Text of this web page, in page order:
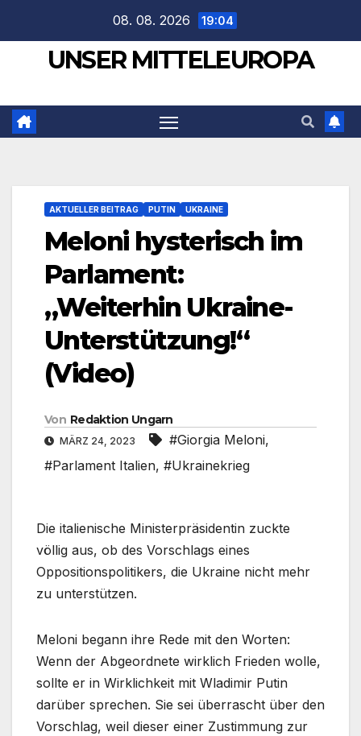
springen
08. 08. 2026 19:04
UNSER MITTELEUROPA
AKTUELLER BEITRAG PUTIN UKRAINE
Meloni hysterisch im
Parlament:
„Weiterhin Ukraine-
Unterstützung!“
(Video)
Von Redaktion Ungarn
MÄRZ 24, 2023 #Giorgia Meloni,
#Parlament Italien, #Ukrainekrieg
Die italienische Ministerpräsidentin zuckte
völlig aus, ob des Vorschlags eines
Oppositionspolitikers, die Ukraine nicht mehr
zu unterstützen.
Meloni begann ihre Rede mit den Worten:
Wenn der Abgeordnete wirklich Frieden wolle,
sollte er in Wirklichkeit mit Wladimir Putin
darüber sprechen. Sie sei überrascht über den
Vorschlag, weil dieser einer Zustimmung zur